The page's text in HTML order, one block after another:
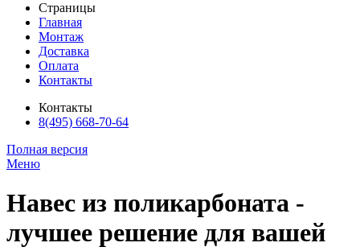
Страницы
Главная
Монтаж
Доставка
Оплата
Контакты
Контакты
8(495) 668-70-64
Полная версия
Меню
Навес из поликарбоната -
лучшее решение для вашей